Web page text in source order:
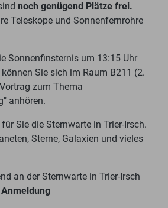
noch genügend Plätze frei.
Teleskope und Sonnenfernrohre
Sonnenfinsternis um 13:15 Uhr
Sie sich im Raum B211 (2.
zum Thema
anhören.
Sie die Sternwarte in Trier-Irsch.
Sterne, Galaxien und vieles
an der Sternwarte in Trier-Irsch